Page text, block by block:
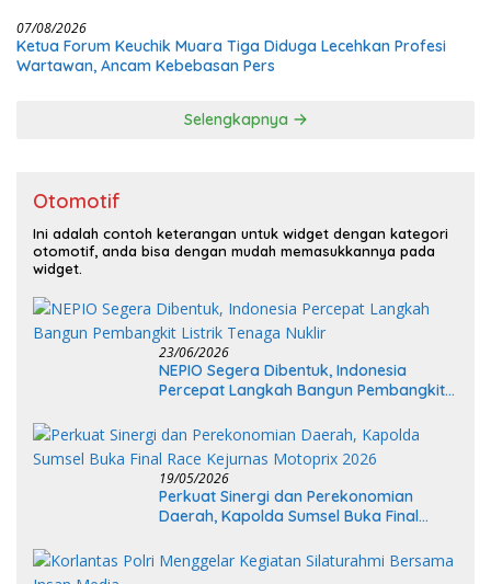
07/08/2026
Ketua Forum Keuchik Muara Tiga Diduga Lecehkan Profesi
Wartawan, Ancam Kebebasan Pers
Selengkapnya
Otomotif
Ini adalah contoh keterangan untuk widget dengan kategori
otomotif, anda bisa dengan mudah memasukkannya pada
widget.
23/06/2026
NEPIO Segera Dibentuk, Indonesia
Percepat Langkah Bangun Pembangkit
19/05/2026
Perkuat Sinergi dan Perekonomian
Daerah, Kapolda Sumsel Buka Final